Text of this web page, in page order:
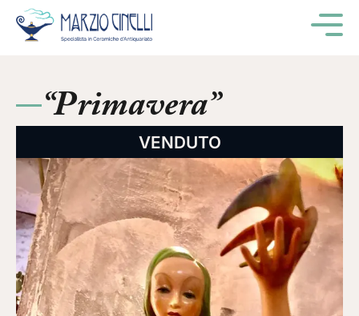
“Primavera”
VENDUTO